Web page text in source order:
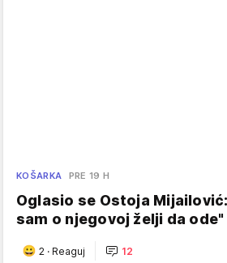
KOŠARKA PRE 19 H
Oglasio se Ostoja
sam o njegovoj želji da ode"
2 · Reaguj 12